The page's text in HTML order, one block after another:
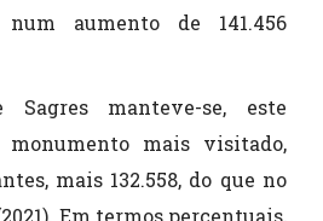
aumento de 141.456
manteve-se, este
monumento mais visitado,
mais 132.558, do que no
Em termos percentuais,